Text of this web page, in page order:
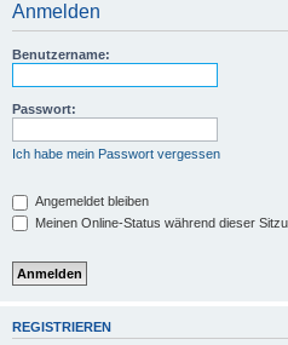
Anmelden
Benutzername:
Passwort:
Ich habe mein Passwort vergessen
Angemeldet bleiben
Meinen Online-Status während dieser
REGISTRIEREN